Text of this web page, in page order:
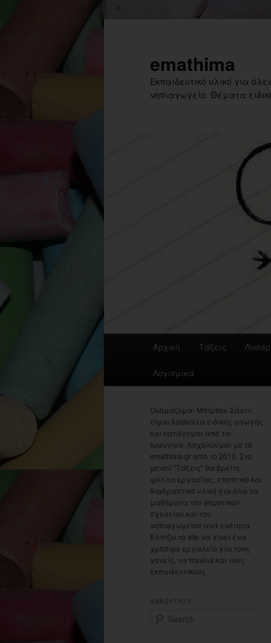
emathima
Εκπαιδευτικό υλικό για
νηπιαγωγείο. Θέματα
Αρχική Τάξεις
Λογισμικά
Ονομάζομαι Μπίμπου Σάντυ,
είμαι δασκάλα ειδικής αγωγής
και κατάγομαι από τα
Ιωάννινα. Ασχολούμαι με το
emathima.gr από το 2010. Στο
μενού "Τάξεις" θα βρείτε
φύλλα εργασίας, εποπτικό και
διαδραστικό υλικό για όλα τα
μαθήματα του δημοτικού
σχολείου και του
νηπιαγωγείου ανά ενότητα.
Ελπίζω το site να γίνει ένα
χρήσιμο εργαλείο για τους
γονείς, τα παιδιά και τους
εκπαιδευτικούς.
ΑΝΑΖΗΤΗΣΗ